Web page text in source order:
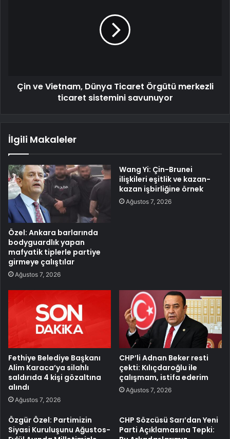
Çin ve Vietnam, Dünya Ticaret Örgütü merkezli
ticaret sistemini savunuyor
İlgili Makaleler
Özel: Ankara barlarında
bodyguardlık yapan
mafyatik tiplerle partiye
girmeye çalıştılar
Ağustos 7, 2026
Wang Yi: Çin-Brunei
ilişkileri eşitlik ve kazan-
kazan işbirliğine örnek
Ağustos 7, 2026
Fethiye Belediye Başkanı
Alim Karaca’ya silahlı
saldırıda 4 kişi gözaltına
alındı
Ağustos 7, 2026
CHP’li Adnan Beker resti
çekti: Kılıçdaroğlu ile
çalışmam, istifa ederim
Ağustos 7, 2026
Özgür Özel: Partimizin
Siyasi Kuruluşunu Ağustos-
CHP Sözcüsü Sarı’dan Yeni
Parti Açıklamasına Tepki: